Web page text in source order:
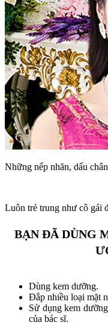
Những nếp nhăn, dấu
Luôn trẻ trung như cô gái
BẠN ĐÃ DÙNG
Dùng kem dưỡng.
Đắp nhiều loại mặt
Sử dụng kem
của bác sĩ.